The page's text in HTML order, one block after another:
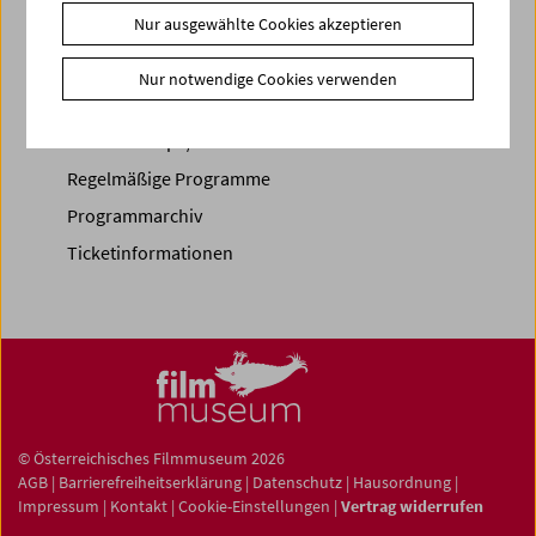
Spielplan
Regelmäßige Programme
Programmarchiv
Ticketinformationen
© Österreichisches Filmmuseum 2026
AGB | Barrierefreiheitserklärung | Datenschutz | Hausordnung |
Impressum | Kontakt | Cookie-Einstellungen | Vertrag widerrufen
Nur ausgewählte Cookies akzeptieren
Nur notwendige Cookies verwenden